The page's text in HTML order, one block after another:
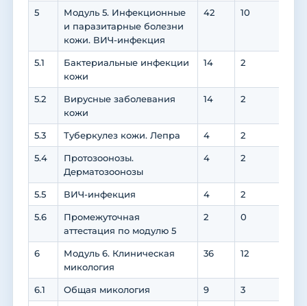
5
Модуль 5. Инфекционные
и паразитарные болезни
кожи. ВИЧ-инфекция
42 10
5.1
Бактериальные инфекции
кожи
14 2
5.2
Вирусные заболевания
кожи
14 2
5.3 Туберкулез кожи. Лепра 4 2
5.4
Протозоонозы.
Дерматозоонозы
4 2
5.5 ВИЧ-инфекция 4 2
5.6
Промежуточная
аттестация по модулю 5
2 0
6
Модуль 6. Клиническая
микология
36 12
6.1 Общая микология 9 3